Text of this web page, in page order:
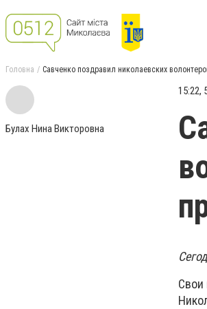
Головна Савченко поздравил николаевских
Булах Нина Викторовна
15:22,
Свои